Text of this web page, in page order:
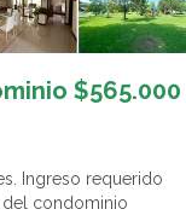
$565.000
Ingreso requerido
del condominio